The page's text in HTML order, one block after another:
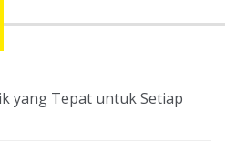
yang Tepat untuk Setiap